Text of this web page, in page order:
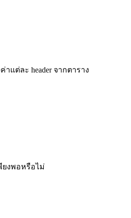
แต่ละ header จากตาราง
ยงพอหรือไม่